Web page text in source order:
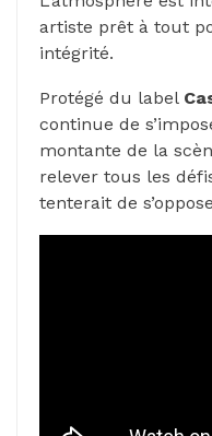
artiste prêt à tout
intégrité.
Protégé du label
continue de
montante de la
relever tous les
tenterait de